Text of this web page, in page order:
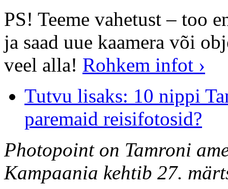
PS! Teeme vahetust – too
ja saad uue kaamera või
veel alla! Rohkem infot ›
Tutvu lisaks: 10 nippi
paremaid reisifotosid?
Photopoint on Tamroni
Kampaania kehtib 27.